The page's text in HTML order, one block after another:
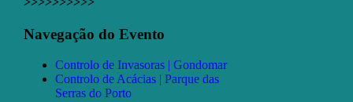
Facebook
X
Email
(necessário
publicado)
Navegação do Evento
Controlo de Invasoras | Gondomar
Controlo de Acácias | Parque das
Serras do Porto